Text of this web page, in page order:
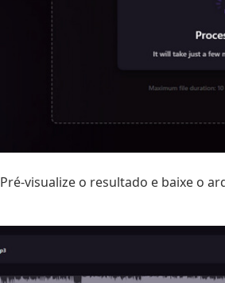
Pré-visualize o resultado e baixe o